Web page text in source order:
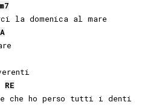
m7
la domenica al mare
RE
me che ho perso tutti i denti